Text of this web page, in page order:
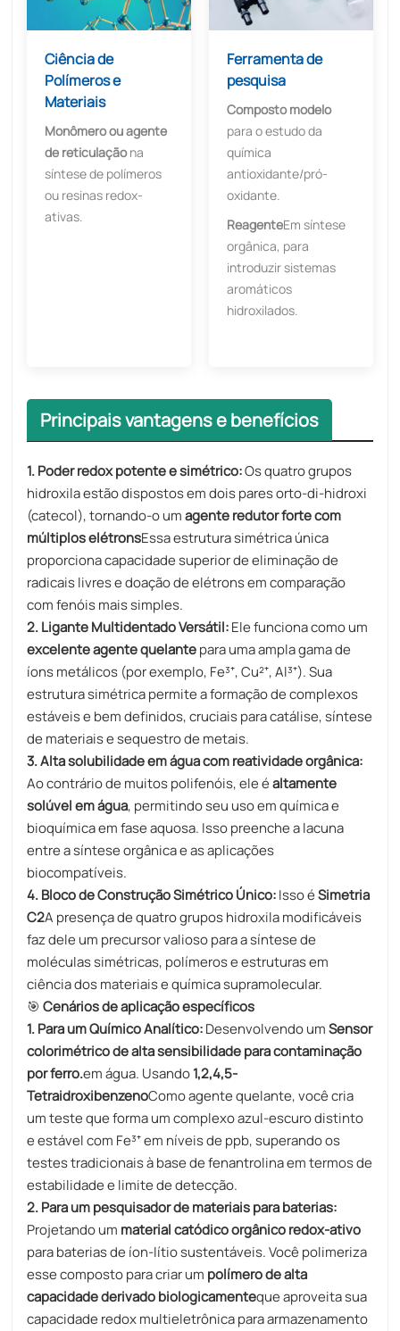
Ciência de
Polímeros e
Materiais
Monômero ou agente
de reticulaçãona
síntese de polímeros
ou resinas redox-
ativas.
Ferramenta de
pesquisa
Composto modelo
para o estudo da
química
antioxidante/pró-
oxidante.
ReagenteEm síntese
orgânica, para
introduzir sistemas
aromáticos
hidroxilados.
Principais vantagens e benefícios
1. Poder redox potente e simétrico:Os quatro grupos
hidroxila estão dispostos em dois pares orto-di-hidroxi
(catecol), tornando-o umagente redutor forte com
múltiplos elétronsEssa estrutura simétrica única
proporciona capacidade superior de eliminação de
radicais livres e doação de elétrons em comparação
com fenóis mais simples.
2. Ligante Multidentado Versátil:Ele funciona como um
excelente agente quelantepara uma ampla gama de
íons metálicos (por exemplo, Fe³⁺, Cu²⁺, Al³⁺). Sua
estrutura simétrica permite a formação de complexos
estáveis ​​e bem definidos, cruciais para catálise, síntese
de materiais e sequestro de metais.
3. Alta solubilidade em água com reatividade orgânica:
Ao contrário de muitos polifenóis, ele éaltamente
solúvel em água, permitindo seu uso em química e
bioquímica em fase aquosa. Isso preenche a lacuna
entre a síntese orgânica e as aplicações
biocompatíveis.
4. Bloco de Construção Simétrico Único:Isso éSimetria
C2A presença de quatro grupos hidroxila modificáveis ​​
faz dele um precursor valioso para a síntese de
moléculas simétricas, polímeros e estruturas em
ciência dos materiais e química supramolecular.
🎯Cenários de aplicação específicos
1. Para um Químico Analítico:Desenvolvendo umSensor
colorimétrico de alta sensibilidade para contaminação
por ferro.em água. Usando1,2,4,5-
TetraidroxibenzenoComo agente quelante, você cria
um teste que forma um complexo azul-escuro distinto
e estável com Fe³⁺ em níveis de ppb, superando os
testes tradicionais à base de fenantrolina em termos de
estabilidade e limite de detecção.
2. Para um pesquisador de materiais para baterias:
Projetando um material catódico orgânico redox-ativo
para baterias de íon-lítio sustentáveis. Você polimeriza
esse composto para criar um polímero de alta
capacidade derivado biologicamenteque aproveita sua
capacidade redox multieletrônica para armazenamento